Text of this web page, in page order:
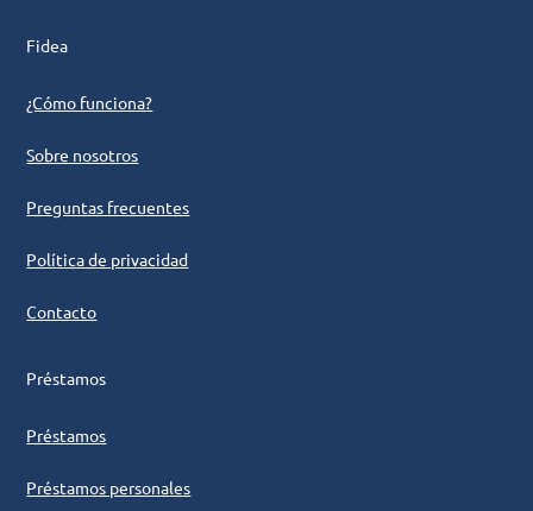
Fidea
¿Cómo funciona?
Sobre nosotros
Preguntas frecuentes
Política de privacidad
Contacto
Préstamos
Préstamos
Préstamos personales